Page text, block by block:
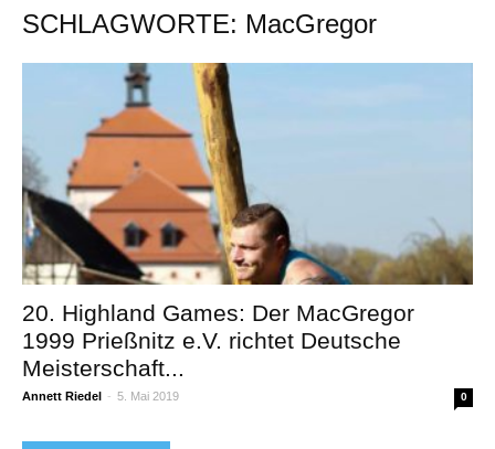
SCHLAGWORTE: MacGregor
20. Highland Games: Der MacGregor
1999 Prießnitz e.V. richtet Deutsche
Meisterschaft...
Annett Riedel - 5. Mai 2019 0